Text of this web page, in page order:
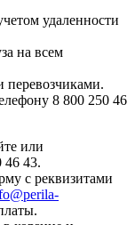
удаленности
на всем
8 800 250 46
или
46 43.
с реквизитами